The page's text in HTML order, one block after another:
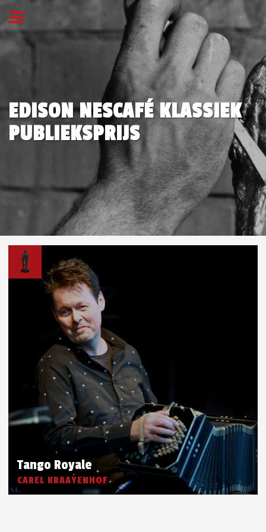
EDISON NESCAFÉ KLASSIEK
PUBLIEKSPRIJS
Tango Royale
CAREL KRAAYENHOF